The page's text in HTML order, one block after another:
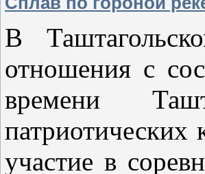
В
отношения с
времени
патриотических
участие в